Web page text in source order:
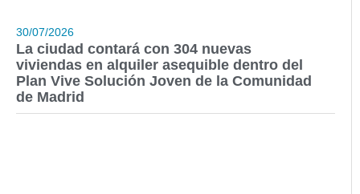
30/07/2026
La ciudad contará con 304 nuevas
viviendas en alquiler asequible dentro del
Plan Vive Solución Joven de la Comunidad
de Madrid